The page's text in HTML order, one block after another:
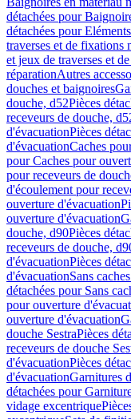
détachées pour
détachées pour
traverses et de fixations
et jeux de traverses et
réparationAutres
douches et baignoires
douche, d52Pièces
receveurs de douche,
d'évacuationPièces
d'évacuationCaches
pour Caches pour
pour receveurs de
d'écoulement pour
ouverture d'évacuation
ouverture d'évacuation
douche, d90Pièces
receveurs de douche,
d'évacuationPièces
d'évacuationSans
détachées pour Sans
pour ouverture
ouverture d'évacuation
douche SestraPièces
receveurs de douche
d'évacuationPièces
d'évacuationGarnitures
détachées pour
vidage excentrique